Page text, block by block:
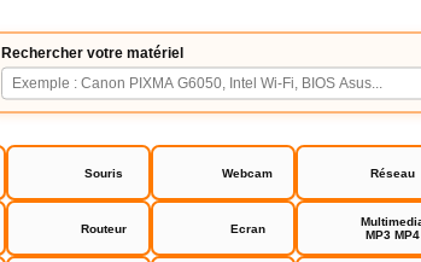
Rechercher votre matériel
Souris Webcam Réseau
Routeur Ecran
MP3 MP4